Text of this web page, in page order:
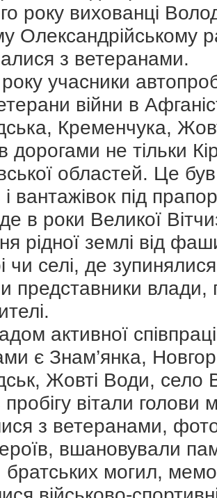
року вихованці
Олександрійському
з ветеранами.
учасники
війни в
Кременчука,
дорогами не тільки
областей. Це
і вантажівок під
в роки Великої
рідної землі від
чи селі, де
представники влади,
активної
є Знам’янка,
Жовті Води, село
пробігу вітали
з ветеранами,
вшановували
братських могил,